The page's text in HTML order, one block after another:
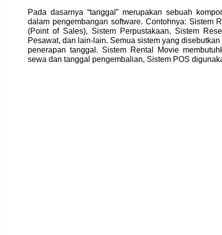
Pada dasarnya “tanggal” merupakan sebuah
dalam pengembangan software. Contohnya: Sistem
(Point of Sales), Sistem Perpustakaan, Sistem
Pesawat, dan lain-lain. Semua sistem yang
penerapan tanggal. Sistem Rental Movie
sewa dan tanggal pengembalian, Sistem POS